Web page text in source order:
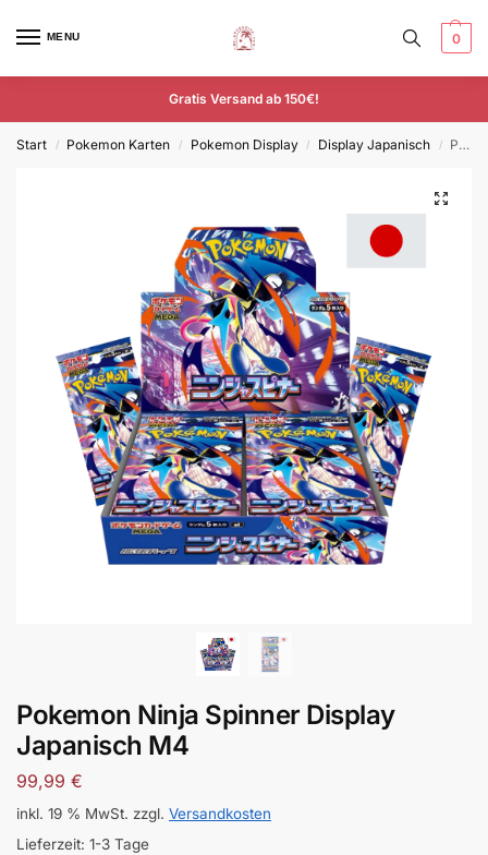
MENU 0
Gratis Versand ab 150€!
Start / Pokemon Karten / Pokemon Display / Display Japanisch / Pokemon Ninja Spinner Display Japanisch M4
Pokemon Ninja Spinner Display
Japanisch M4
99,99 €
inkl. 19 % MwSt. zzgl. Versandkosten
Lieferzeit: 1-3 Tage